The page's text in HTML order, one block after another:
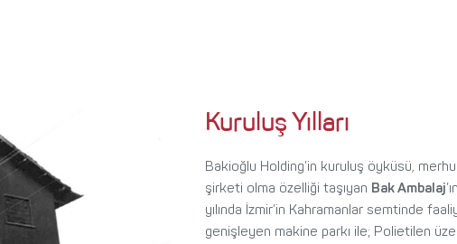
Kuruluş Yılları
Bakioğlu Holding’in kuruluş öyküsü,
şirketi olma özelliği taşıyan Bak Ambalaj
yılında İzmir’in Kahramanlar semtinde
genişleyen makine parkı ile; Polietilen